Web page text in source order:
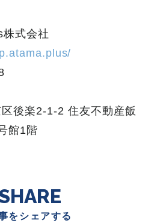
式会社
後楽2-1-2 住友不動産飯
館1階
をシェアする